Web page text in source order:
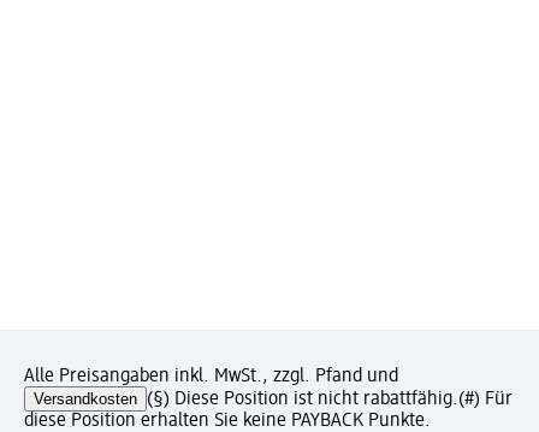
Alle Preisangaben inkl. MwSt., zzgl. Pfand und
Versandkosten (§) Diese Position ist nicht rabattfähig.(#) Für
diese Position erhalten Sie keine PAYBACK Punkte.